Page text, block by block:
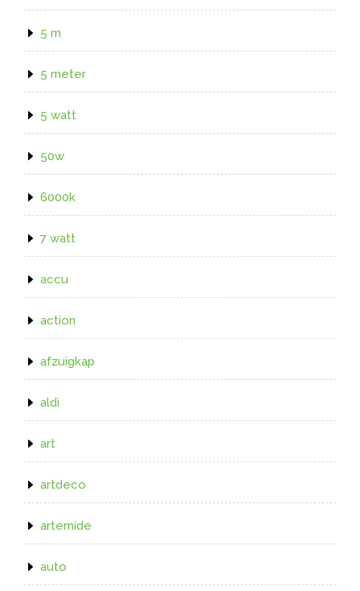
5 m
5 meter
5 watt
50w
6000k
7 watt
accu
action
afzuigkap
aldi
art
artdeco
artemide
auto